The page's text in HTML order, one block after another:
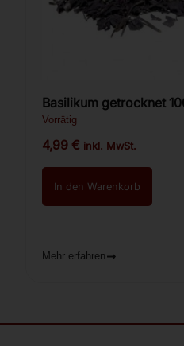
Basilikum getrocknet 100g
(Ռեհան)
Vorrätig
4,99 € inkl. MwSt.
In den Warenkorb
Mehr erfahren